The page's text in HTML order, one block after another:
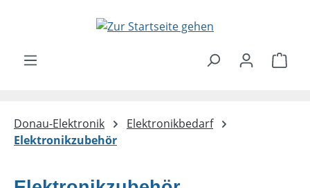
Zum Hauptinhalt springen
Donau-Elektronik
Elektronikbedarf
Elektronikzubehör